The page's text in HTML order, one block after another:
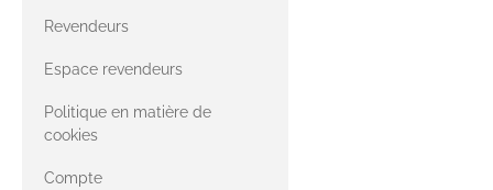
Compatible
avec le fil Merino
avec le fil Heavy
Revendeurs
Espace revendeurs
Politique en matière de
cookies
Compte